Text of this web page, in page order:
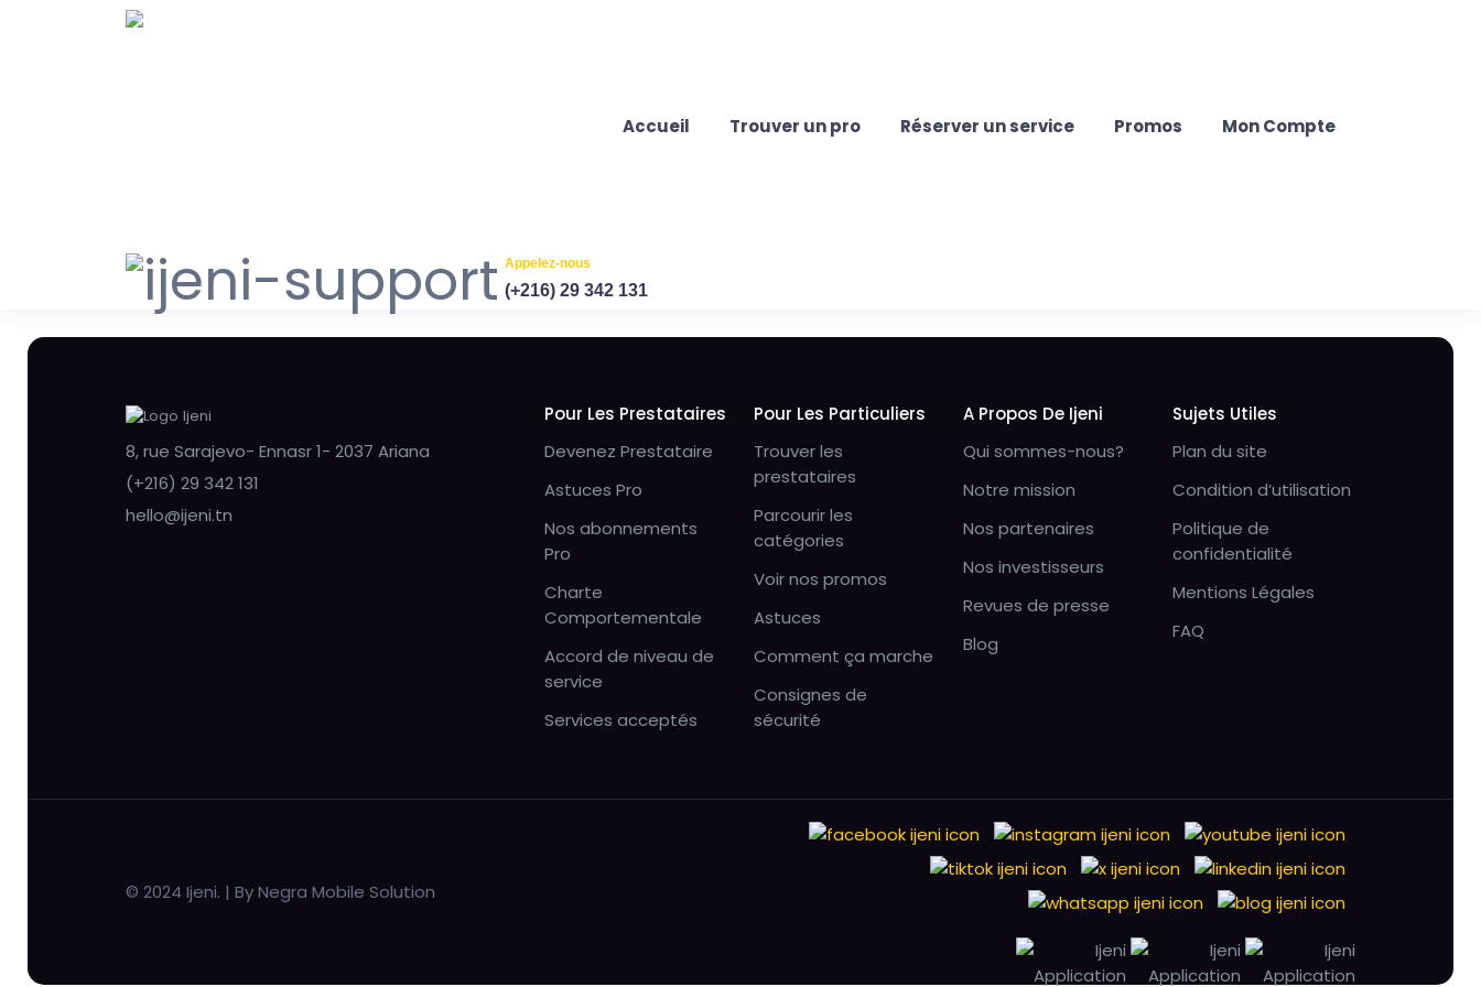
Accueil Trouver un pro Réserver un service Promos Mon Compte
Appelez-nous
(+216) 29 342 131
8, rue Sarajevo- Ennasr 1- 2037 Ariana
(+216) 29 342 131
hello@ijeni.tn
Pour Les Prestataires
Devenez Prestataire
Astuces Pro
Nos abonnements
Pro
Charte
Comportementale
Accord de niveau de
service
Services acceptés
Pour Les Particuliers
Trouver les
prestataires
Parcourir les
catégories
Voir nos promos
Astuces
Comment ça marche
Consignes de
sécurité
A Propos De Ijeni
Qui sommes-nous?
Notre mission
Nos partenaires
Nos investisseurs
Revues de presse
Blog
Sujets Utiles
Plan du site
Condition d’utilisation
Politique de
confidentialité
Mentions Légales
FAQ
© 2024 Ijeni. | By Negra Mobile Solution